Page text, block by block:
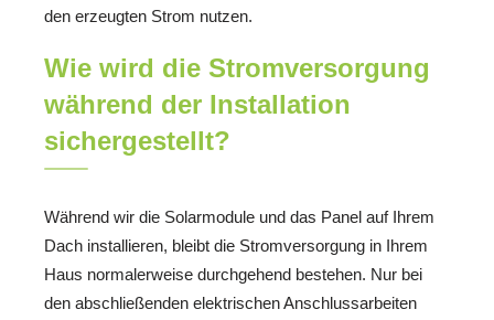
den erzeugten Strom nutzen.
Wie wird die Stromversorgung
während der Installation
sichergestellt?
Während wir die Solarmodule und das Panel auf Ihrem
Dach installieren, bleibt die Stromversorgung in Ihrem
Haus normalerweise durchgehend bestehen. Nur bei
den abschließenden elektrischen Anschlussarbeiten